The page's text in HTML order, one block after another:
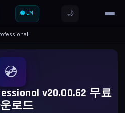
🌐 EN 🌙
💿
v20.00.62 무료
로드